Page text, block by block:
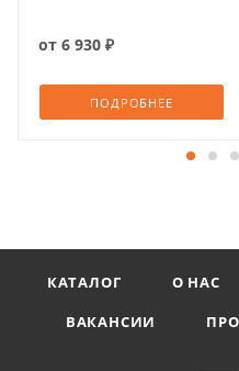
от 6 930 ₽
ПОДРОБНЕЕ
КАТАЛОГ О НАС
ВАКАНСИИ